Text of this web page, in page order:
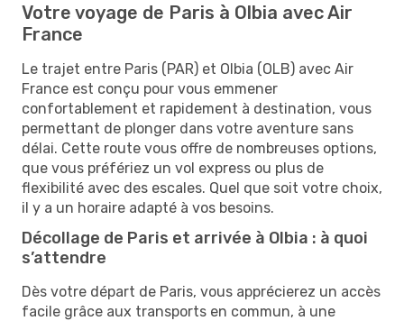
Votre voyage de Paris à Olbia avec Air
France
Le trajet entre Paris (PAR) et Olbia (OLB) avec Air
France est conçu pour vous emmener
confortablement et rapidement à destination, vous
permettant de plonger dans votre aventure sans
délai. Cette route vous offre de nombreuses options,
que vous préfériez un vol express ou plus de
flexibilité avec des escales. Quel que soit votre choix,
il y a un horaire adapté à vos besoins.
Décollage de Paris et arrivée à Olbia : à quoi
s’attendre
Dès votre départ de Paris, vous apprécierez un accès
facile grâce aux transports en commun, à une